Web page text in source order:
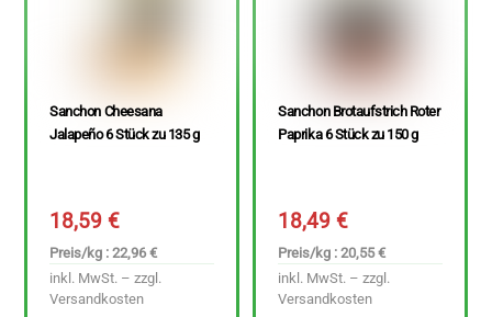
Sanchon Cheesana
Jalapeño 6 Stück zu 135 g
18,59€
Preis/kg : 22,96 €
inkl. MwSt. – zzgl.
Versandkosten
Sanchon Brotaufstrich Roter
Paprika 6 Stück zu 150 g
18,49€
Preis/kg : 20,55 €
inkl. MwSt. – zzgl.
Versandkosten